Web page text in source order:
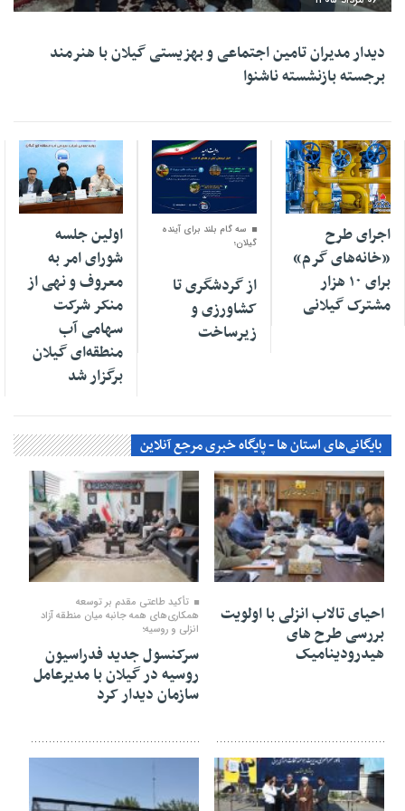
دیدار مدیران تامین اجتماعی و بهزیستی گیلان با هنرمند
برجسته بازنشسته ناشنوا
۰۶ مرداد ۱۴۰۵
اجرای طرح
«خانه‌های گرم»
برای ۱۰ هزار
مشترک گیلانی
۰۶ مرداد ۱۴۰۵
سه گام بلند برای آینده
گیلان؛
از گردشگری تا
کشاورزی و
زیرساخت
۰۶ مرداد ۱۴۰۵
اولین جلسه
شورای امر به
معروف و نهی از
منکر شرکت
سهامی آب
منطقه‌ای گیلان
برگزار شد
بایگانی‌های استان ها - پایگاه خبری مرجع آنلاین
احیای تالاب انزلی با اولویت
بررسی طرح های
هیدرودینامیک
۰۶ مرداد ۱۴۰۵
تأكید طاعتی مقدم بر توسعه
همكاری‌های همه جانبه میان منطقه آزاد
انزلی و روسیه؛
سرکنسول جدید فدراسیون
روسیه در گیلان با مدیرعامل
سازمان دیدار کرد